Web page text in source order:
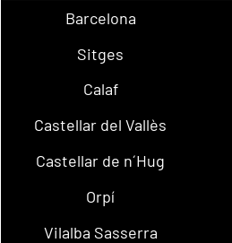
Barcelona
Sitges
Calaf
Castellar del Vallès
Castellar de n´Hug
Orpí
Vilalba Sasserra